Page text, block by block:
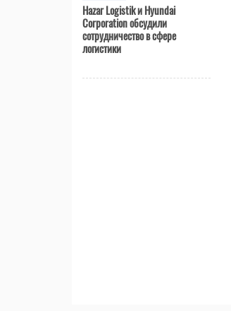
Hazar Logistik и Hyundai
Corporation обсудили
сотрудничество в сфере
логистики